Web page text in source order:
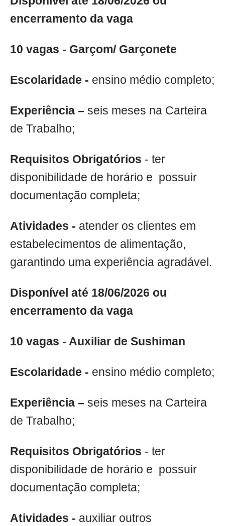
encerramento da vaga
10 vagas - Garçom/ Garçonete
Escolaridade - ensino médio completo;
Experiência – seis meses na Carteira
de Trabalho;
Requisitos Obrigatórios - ter
disponibilidade de horário e possuir
documentação completa;
Atividades - atender os clientes em
estabelecimentos de alimentação,
garantindo uma experiência agradável.
Disponível até 18/06/2026 ou
encerramento da vaga
10 vagas - Auxiliar de Sushiman
Escolaridade - ensino médio completo;
Experiência – seis meses na Carteira
de Trabalho;
Requisitos Obrigatórios - ter
disponibilidade de horário e possuir
documentação completa;
Atividades - auxiliar outros